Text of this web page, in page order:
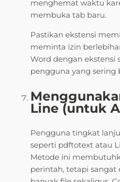
menghemat waktu
membuka tab baru.
Pastikan ekstensi
meminta izin
Word dengan ekstensi
pengguna yang sering
Line (untuk
Pengguna tingkat
seperti pdftotext atau
Metode ini
perintah, tetapi